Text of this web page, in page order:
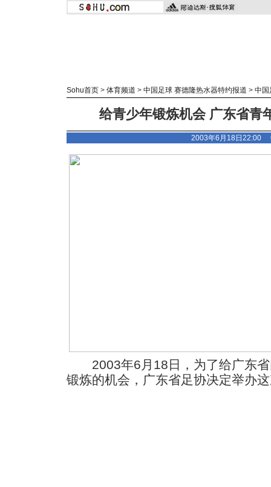
Sohu首页 > 体育频道 > 中国足球 赛德隆热水器特约报道 > 中国
给青少年锻炼机会 广东省青
2003年6月18日22:00
2003年6月18日，为了给广东省
锻炼的机会，广东省足协决定举办